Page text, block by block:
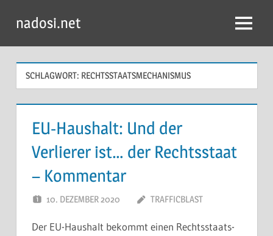
Inhalt
springen
nadosi.net Menü
SCHLAGWORT: RECHTSSTAATSMECHANISMUS
EU-Haushalt: Und der
Verlierer ist… der Rechtsstaat
– Kommentar
10. DEZEMBER 2020 TRAFFICBLAST
Der EU-Haushalt bekommt einen Rechtsstaats-